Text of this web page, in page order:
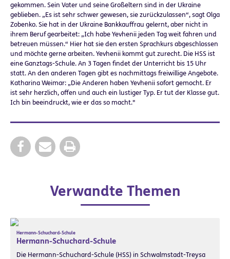
gekommen. Sein Vater und seine Großeltern sind in der Ukraine
geblieben. „Es ist sehr schwer gewesen, sie zurückzulassen“, sagt Olga
Zobenko. Sie hat in der Ukraine Bankkauffrau gelernt, aber nicht in
ihrem Beruf gearbeitet: „Ich habe Yevhenii jeden Tag weit fahren und
betreuen müssen.“ Hier hat sie den ersten Sprachkurs abgeschlossen
und möchte gerne arbeiten. Yevhenii kommt gut zurecht. Die HSS ist
eine Ganztags-Schule. An 3 Tagen findet der Unterricht bis 15 Uhr
statt. An den anderen Tagen gibt es nachmittags freiwillige Angebote.
Katharina Weimar: „Die Anderen haben Yevhenii sofort gemocht. Er
ist sehr herzlich, offen und auch ein lustiger Typ. Er tut der Klasse gut.
Ich bin beeindruckt, wie er das so macht."
Verwandte Themen
Hermann-Schuchard-Schule
Hermann-Schuchard-Schule
Die Hermann-Schuchard-Schule (HSS) in Schwalmstadt-Treysa